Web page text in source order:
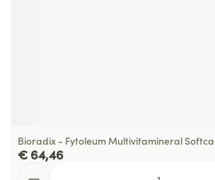
Bioradix - Fytoleum Multivitamineral
€ 64,46